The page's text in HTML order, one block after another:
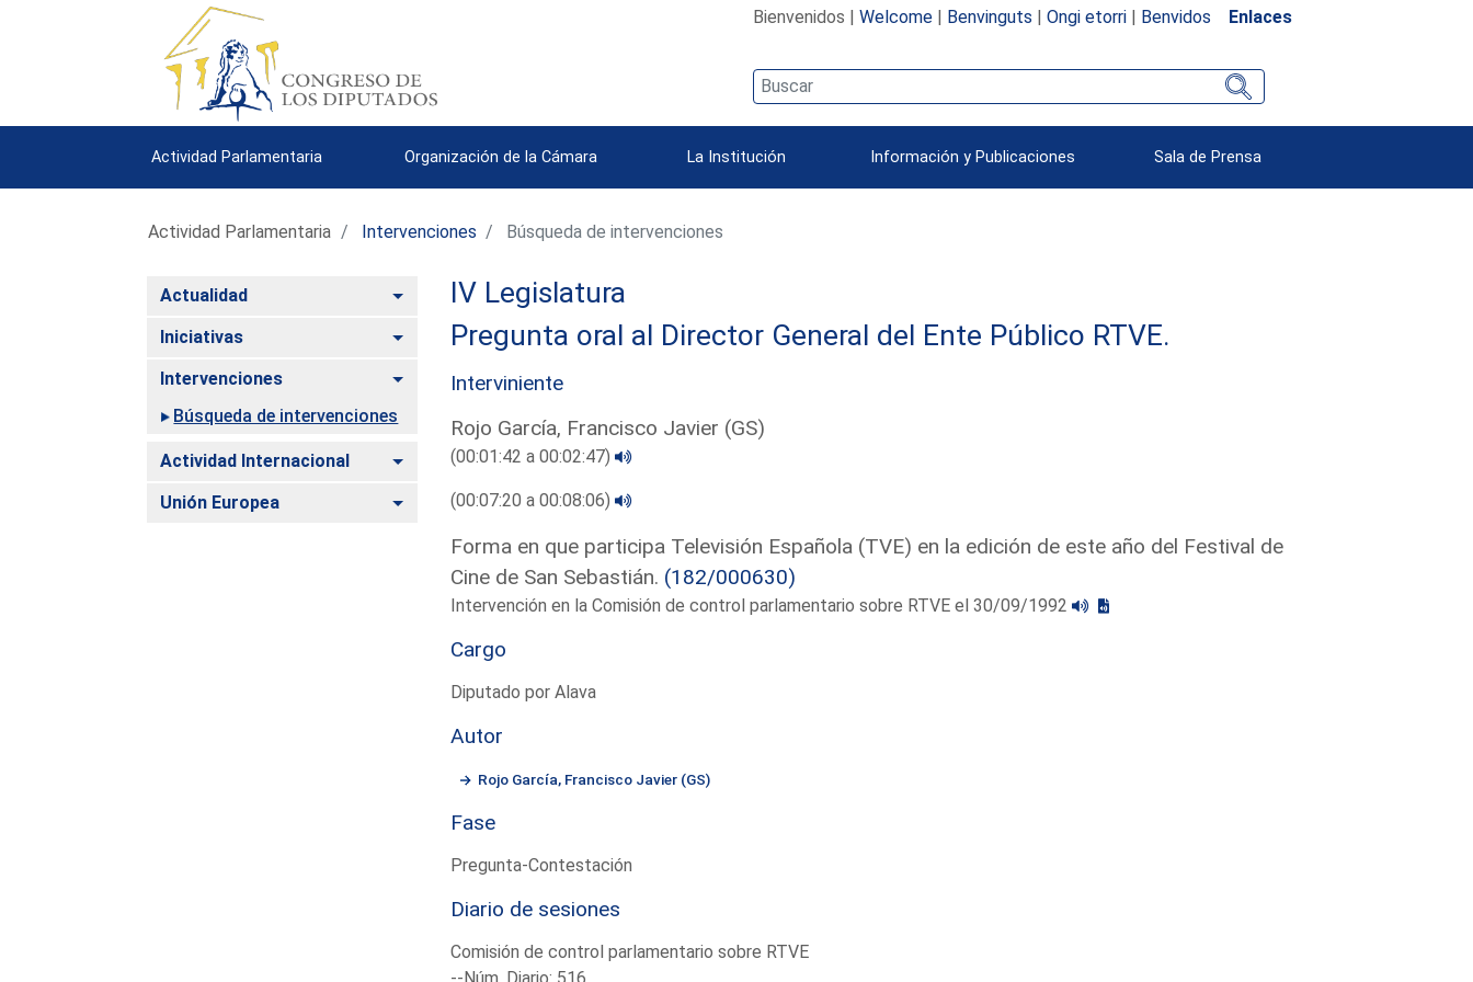
Bienvenidos | Welcome| Benvinguts | Ongi etorri| Benvidos Enlaces
Actividad Parlamentaria Organización de la Cámara La Institución Información y Publicaciones Sala de Prensa
Actividad Parlamentaria Intervenciones Búsqueda de intervenciones
Actualidad Alternar
Iniciativas Alternar
Intervenciones
Alternar
Búsqueda de intervenciones
Actividad Internacional Alternar
Unión Europea Alternar
IV Legislatura
Pregunta oral al Director General del Ente Público RTVE.
Interviniente
Rojo García, Francisco Javier (GS)
(00:01:42 a 00:02:47)
(00:07:20 a 00:08:06)
Forma en que participa Televisión Española (TVE) en la edición de este año del Festival de
Cine de San Sebastián. (182/000630)
Intervención en la Comisión de control parlamentario sobre RTVE el 30/09/1992
Cargo
Diputado por Alava
Autor
Rojo García, Francisco Javier (GS)
Fase
Pregunta-Contestación
Diario de sesiones
Comisión de control parlamentario sobre RTVE
--Núm. Diario: 516